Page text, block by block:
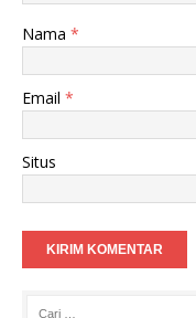
Nama *
Email *
Situs